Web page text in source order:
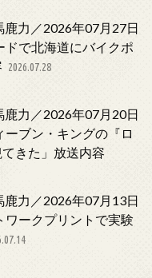
鹿力／2026年07月27日
ドで北海道にバイクポ
2026.07.28
鹿力／2026年07月20日
ーブン・キングの『ロ
きた」放送内容
鹿力／2026年07月13日
ワークプリントで実験